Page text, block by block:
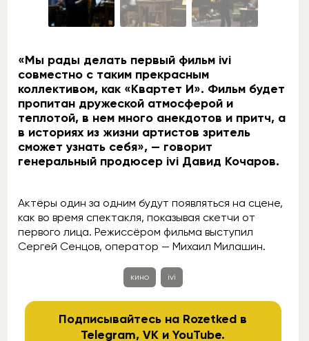
«Мы рады делать первый фильм ivi
совместно с таким прекрасным
коллективом, как «Квартет И». Фильм будет
пропитан дружеской атмосферой и
теплотой, в нем много анекдотов и притч, а
в историях из жизни артистов зритель
сможет узнать себя», — говорит
генеральный продюсер ivi Давид Кочаров.
Актёры один за одним будут появляться на сцене,
как во время спектакля, показывая скетчи от
первого лица. Режиссёром фильма выступил
Сергей Сенцов, оператор — Михаил Милашин.
кино ivi
Подписывайтесь на Rozetked в
Telegram,VK иYouTube.